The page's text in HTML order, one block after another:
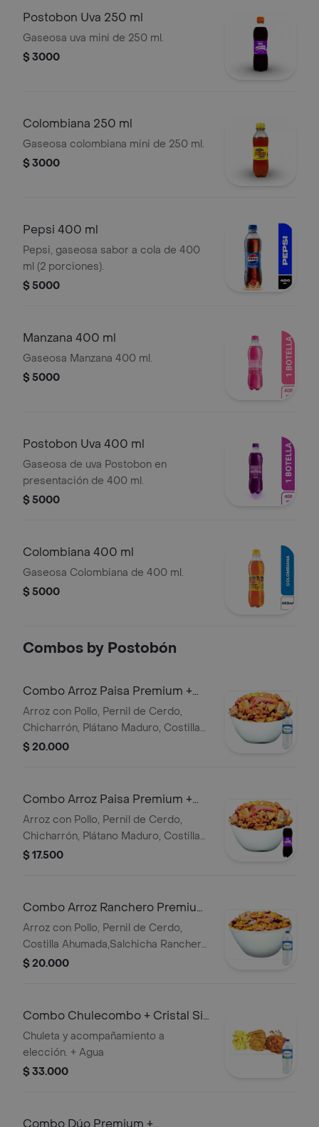
Postobon Uva 250 ml
Gaseosa uva mini de 250 ml.
$ 3000
Colombiana 250 ml
Gaseosa colombiana mini de 250 ml.
$ 3000
Pepsi 400 ml
Pepsi, gaseosa sabor a cola de 400
ml (2 porciones).
$ 5000
Manzana 400 ml
Gaseosa Manzana 400 ml.
$ 5000
Postobon Uva 400 ml
Gaseosa de uva Postobon en
presentación de 400 ml.
$ 5000
Colombiana 400 ml
Gaseosa Colombiana de 400 ml.
$ 5000
Combos by Postobón
Combo Arroz Paisa Premium +
Cristal Sin Gas 600 ml
Arroz con Pollo, Pernil de Cerdo,
Chicharrón, Plátano Maduro, Costilla
Ahumada, Chorizo de Ternera y
$ 20.000
Combo Arroz Paisa Premium +
Postobon Uva 250 ml
Arroz con Pollo, Pernil de Cerdo,
Chicharrón, Plátano Maduro, Costilla
Ahumada, Chorizo de Ternera y
$ 17.500
Combo Arroz Ranchero Premium
+ Cristal Sin Gas 600 ml
Arroz con Pollo, Pernil de Cerdo,
Costilla Ahumada,Salchicha Ranchera,
Tocineta, Platano Maduro, Maicitos y
$ 20.000
Combo Chulecombo + Cristal Sin
Gas 600 ml
Chuleta y acompañamiento a
elección. + Agua
$ 33.000
Combo Dúo Premium +